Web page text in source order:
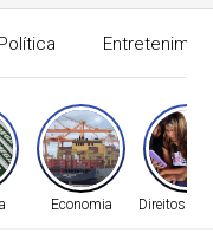
Política
Economia Direitos